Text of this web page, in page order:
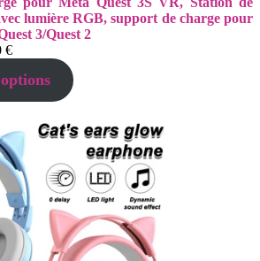
lumière RGB, support de charge pour
3/Quest 2
€Plage
prix :
29,90 €